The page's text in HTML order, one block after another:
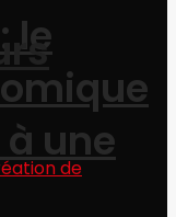
le
une